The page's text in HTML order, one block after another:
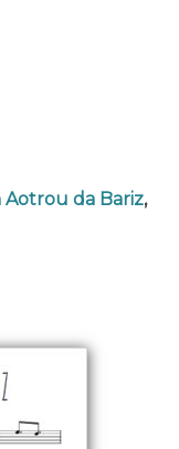
da Bariz,